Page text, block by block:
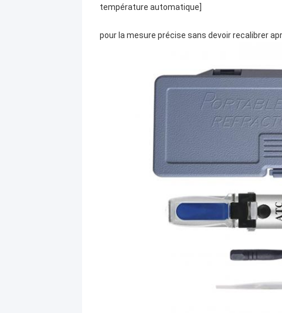
température automatique]
pour la mesure précise sans devoir recalibrer